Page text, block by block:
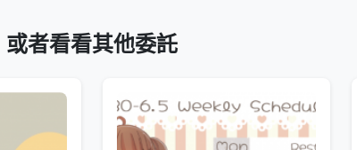
或者看看其他委託